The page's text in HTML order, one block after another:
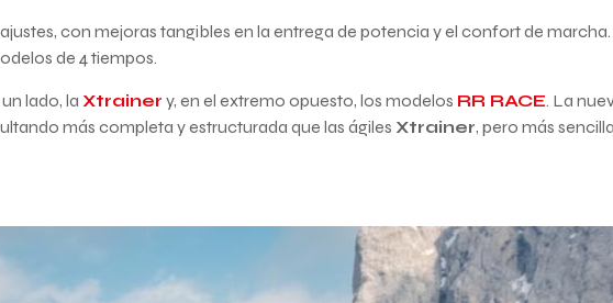
con mejoras tangibles en la entrega de potencia y el confort de
de 4 tiempos.
lado, la Xtrainer y, en el extremo opuesto, los modelos RR RACE. La
más completa y estructurada que las ágiles Xtrainer, pero más